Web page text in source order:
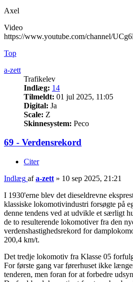
Axel
Video
https://www.youtube.com/channel/
Top
a-zett
Trafikelev
Indlæg: 14
Tilmeldt: 01 jul 2025, 11:05
Digital: Ja
Scale: Z
Skinnesystem: Peco
69 - Verdensrekord
Citer
Indlæg afa-zett » 10 sep 2025, 21:21
I 1930'erne blev det dieseldrevne
klassiske lokomotivindustri forsøgte på
denne tendens ved at udvikle et særligt
de to resulterende lokomotiver fra den
verdenshastighedsrekord for
200,4 km/t.
Det tredje lokomotiv fra Klasse 05
For første gang var førerhuset ikke
tenderen, men foran for at forbedre